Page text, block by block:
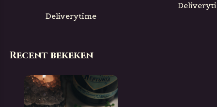
Deliverytime
Recent bekeken